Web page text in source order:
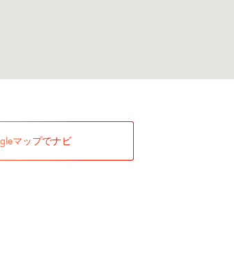
マップでナビ